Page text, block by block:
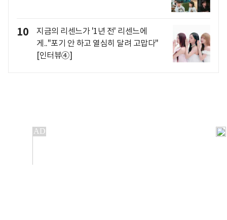
10
지금의 리센느가 '1년 전' 리센느에
게.."포기 안 하고 열심히 달려 고맙다"
[인터뷰④]